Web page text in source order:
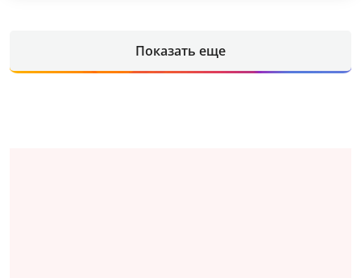
Показать еще